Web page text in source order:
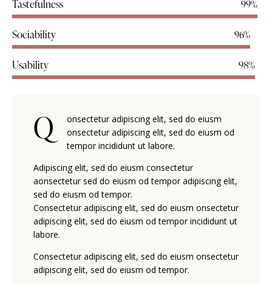
Tastefulness 99%
Sociability 96%
Usability 98%
Q
onsectetur adipiscing elit, sed do eiusm
onsectetur adipiscing elit, sed do eiusm od
tempor incididunt ut labore.
Adipiscing elit, sed do eiusm consectetur
aonsectetur sed do eiusm od tempor adipiscing elit,
sed do eiusm od tempor.
Consectetur adipiscing elit, sed do eiusm onsectetur
adipiscing elit, sed do eiusm od tempor incididunt ut
labore.
Consectetur adipiscing elit, sed do eiusm onsectetur
adipiscing elit, sed do eiusm od tempor.